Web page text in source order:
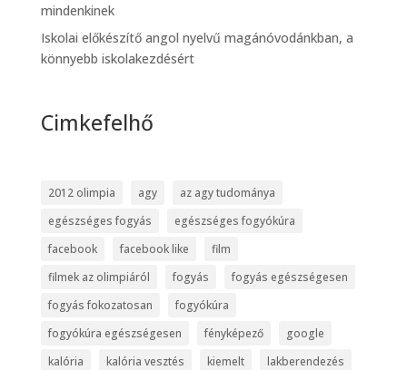
mindenkinek
Iskolai előkészítő angol nyelvű magánóvodánkban, a
könnyebb iskolakezdésért
Cimkefelhő
2012 olimpia agy
az agy tudománya
egészséges fogyás
egészséges fogyókúra
facebook
facebook like
film
filmek az olimpiáról
fogyás
fogyás egészségesen
fogyás fokozatosan
fogyókúra
fogyókúra egészségesen
fényképező
google
kalória
kalória vesztés kiemelt
lakberendezés